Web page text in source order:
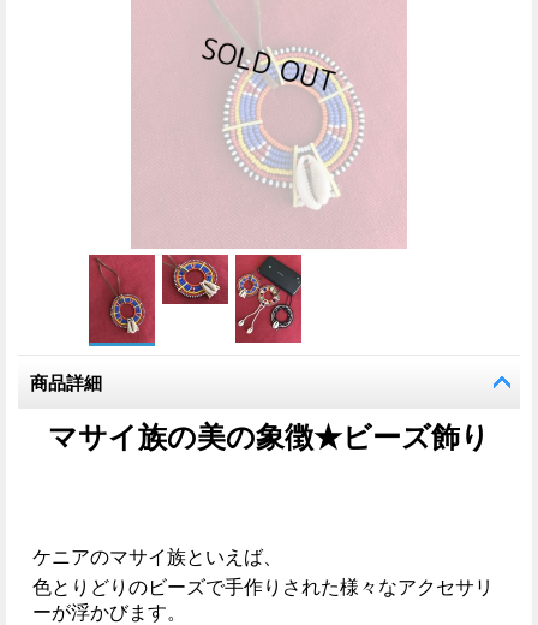
商品詳細
マサイ族の美の象徴★ビーズ飾り
ケニアのマサイ族といえば、
色とりどりのビーズで手作りされた様々なアクセサリ
ーが浮かびます。